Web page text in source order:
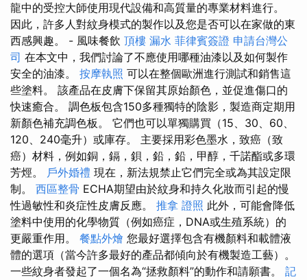
龍中的受控大師使用現代設備和高質量的專業材料進行。
因此，許多人對紋身模式的製作以及您是否可以在家做的東
西感興趣。 - 風味餐飲 頂樓 漏水 菲律賓簽證 申請台灣公
司 在本文中，我們討論了不應使用哪種油漆以及如何製作
安全的油漆。 按摩執照 可以在整個歐洲進行測試和銷售這
些塗料。 該產品在皮膚下保留其原始顏色，並促進傷口的
快速癒合。 調色板包含150多種獨特的陰影，製造商定期用
新顏色補充調色板。 它們也可以單獨購買（15、30、60、
120、240毫升）或庫存。 主要採用彩色墨水，致癌（致
癌）材料，例如銅，鎘，鋇，鉛，鉛，甲醇，千諾酯或多環
芳烴。 戶外婚禮 現在，新法規禁止它們完全或為其設定限
制。 西區整骨 ECHA期望由於紋身和持久化妝而引起的慢
性過敏性和炎症性皮膚反應。 推拿 證照 此外，可能會降低
塗料中使用的化學物質（例如癌症，DNA或生殖系統）的
更嚴重作用。 餐點外燴 您最好選擇包含有機顏料和載體液
體的選項（當今許多最好的產品都傾向於有機製造工藝）。
一些紋身者發起了一個名為“拯救顏料”的動作和請願書。 記